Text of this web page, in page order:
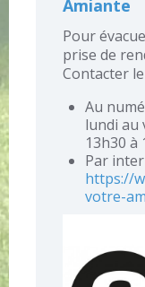
Amiante
Pour
prise de
Contacter
Au
lundi au
13h30 à
Par
https://
votre-